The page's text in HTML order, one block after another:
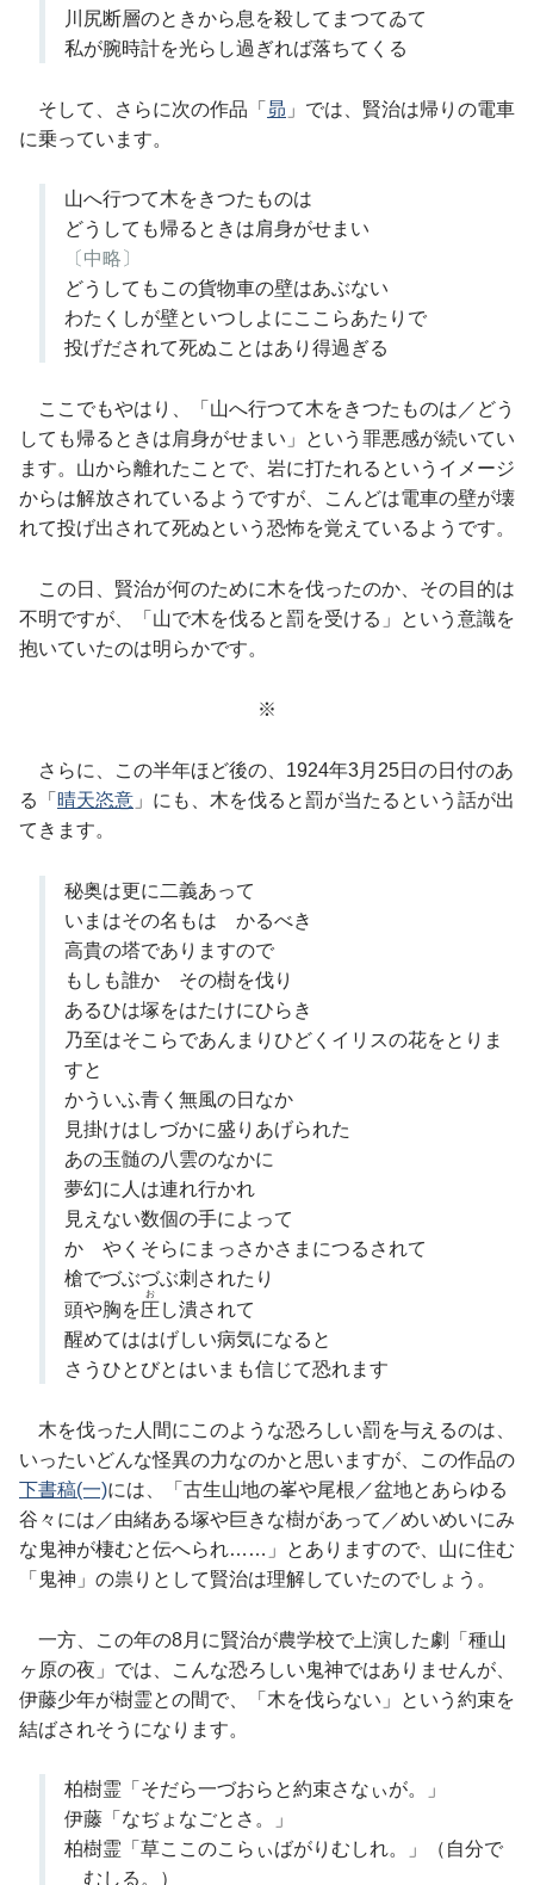
川尻断層のときから息を殺してまつてゐて
私が腕時計を光らし過ぎれば落ちてくる
そして、さらに次の作品「 昴 」では、賢治は帰りの電車
に乗っています。
山へ行つて木をきつたものは
どうしても帰るときは肩身がせまい
〔中略〕
どうしてもこの貨物車の壁はあぶない
わたくしが壁といつしよにここらあたりで
投げだされて死ぬことはあり得過ぎる
ここでもやはり、「山へ行つて木をきつたものは／どう
しても帰るときは肩身がせまい」という罪悪感が続いてい
ます。山から離れたことで、岩に打たれるというイメージ
からは解放されているようですが、こんどは電車の壁が壊
れて投げ出されて死ぬという恐怖を覚えているようです。
この日、賢治が何のために木を伐ったのか、その目的は
不明ですが、「山で木を伐ると罰を受ける」という意識を
抱いていたのは明らかです。
※
さらに、この半年ほど後の、1924年3月25日の日付のあ
る「 晴天恣意 」にも、木を伐ると罰が当たるという話が出
てきます。
秘奥は更に二義あって
いまはその名もはゞかるべき
高貴の塔でありますので
もしも誰かゞその樹を伐り
あるひは塚をはたけにひらき
乃至はそこらであんまりひどくイリスの花をとりま
すと
かういふ青く無風の日なか
見掛けはしづかに盛りあげられた
あの玉髄の八雲のなかに
夢幻に人は連れ行かれ
見えない数個の手によって
かゞやくそらにまっさかさまにつるされて
槍でづぶづぶ刺されたり
頭や胸を圧
お
し潰されて
醒めてははげしい病気になると
さうひとびとはいまも信じて恐れます
木を伐った人間にこのような恐ろしい罰を与えるのは、
いったいどんな怪異の力なのかと思いますが、この作品の
下書稿(一)には、「古生山地の峯や尾根／盆地とあらゆる
谷々には／由緒ある塚や巨きな樹があって／めいめいにみ
な鬼神が棲むと伝へられ……」とありますので、山に住む
「鬼神」の祟りとして賢治は理解していたのでしょう。
一方、この年の8月に賢治が農学校で上演した劇「種山
ヶ原の夜」では、こんな恐ろしい鬼神ではありませんが、
伊藤少年が樹霊との間で、「木を伐らない」という約束を
結ばされそうになります。
柏樹霊「そだら一づおらと約束さなぃが。」
伊藤「なぢょなごとさ。」
柏樹霊「草ここのこらぃばがりむしれ。」（自分で
むしる。）